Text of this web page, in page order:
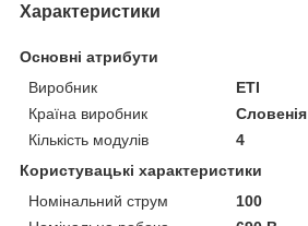
Характеристики
Основні атрибути
Виробник
ETI
Країна виробник
Словенія
Кількість модулів
4
Користувацькі характеристики
Номінальний струм
100